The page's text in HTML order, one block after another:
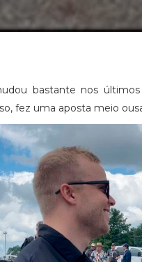
bastante nos
fez uma aposta meio